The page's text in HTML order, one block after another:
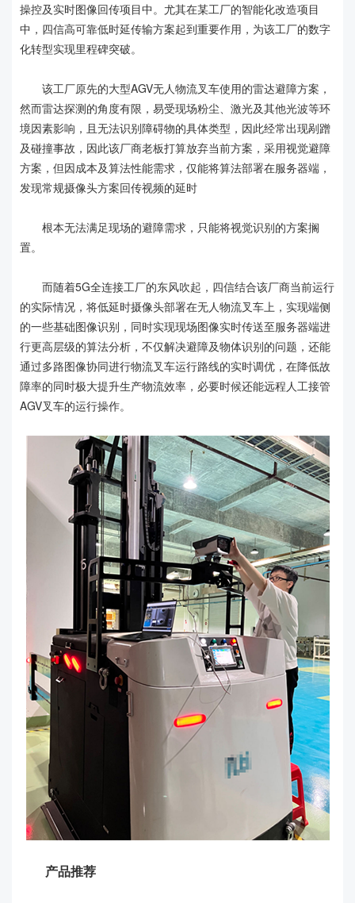
操控及实时图像回传项目中。尤其在某工厂的智能化改造项目
中，四信高可靠低时延传输方案起到重要作用，为该工厂的数字
化转型实现里程碑突破。
该工厂原先的大型AGV无人物流叉车使用的雷达避障方案，
然而雷达探测的角度有限，易受现场粉尘、激光及其他光波等环
境因素影响，且无法识别障碍物的具体类型，因此经常出现剐蹭
及碰撞事故，因此该厂商老板打算放弃当前方案，采用视觉避障
方案，但因成本及算法性能需求，仅能将算法部署在服务器端，
发现常规摄像头方案回传视频的延时
根本无法满足现场的避障需求，只能将视觉识别的方案搁
置。
而随着5G全连接工厂的东风吹起，四信结合该厂商当前运行
的实际情况，将低延时摄像头部署在无人物流叉车上，实现端侧
的一些基础图像识别，同时实现现场图像实时传送至服务器端进
行更高层级的算法分析，不仅解决避障及物体识别的问题，还能
通过多路图像协同进行物流叉车运行路线的实时调优，在降低故
障率的同时极大提升生产物流效率，必要时候还能远程人工接管
AGV叉车的运行操作。
产品推荐